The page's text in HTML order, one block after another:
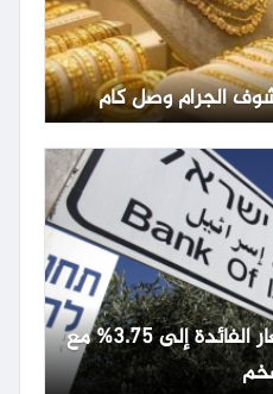
الجرام وصل كام
بنك إسرائيل يخفض أسعار الفائدة إلى 3.75% مع